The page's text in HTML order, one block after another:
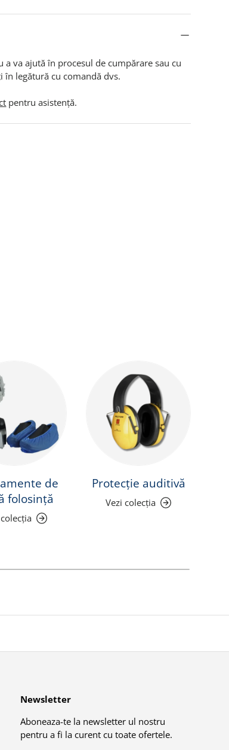
a va ajută în procesul de cumpărare sau cu
în legătură cu comandă dvs.
pentru asistență.
de
folosință
Protecție auditivă
Vezi colecția
Newsletter
Aboneaza-te la newsletter ul nostru
pentru a fi la curent cu toate ofertele.